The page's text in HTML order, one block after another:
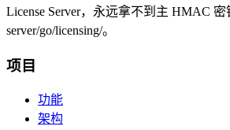
License Server，永远拿不到主 HMAC
server/go/licensing/。
项目
功能
架构